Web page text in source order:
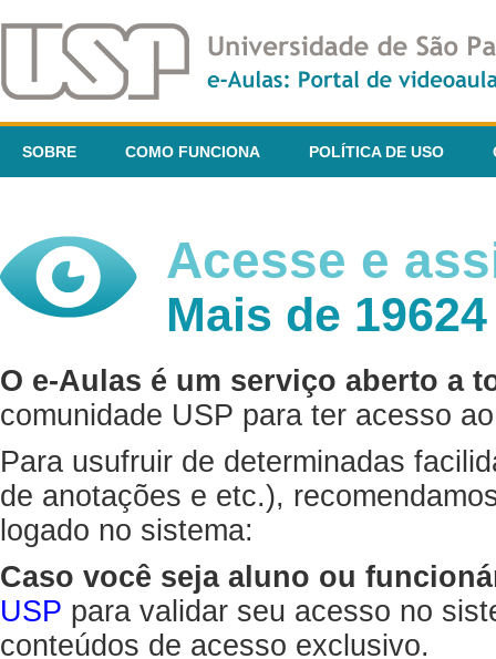
SOBRE COMO FUNCIONA POLÍTICA DE USO
Acesse e
Mais de
O e-Aulas é um serviço aberto a
comunidade USP para ter acesso
Para usufruir de determinadas
de anotações e etc.),
logado no sistema:
Caso você seja aluno ou
USP para validar seu acesso no
conteúdos de acesso exclusivo.